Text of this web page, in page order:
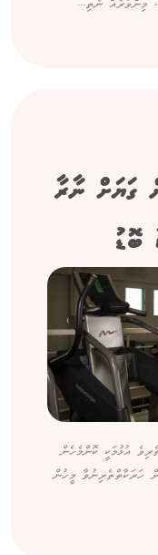
ގަޔަށް ނާރާ
ބޮޑު
އުޅުމަކީ ކޮންމެހެން
ހަރަކާތްތެރިނުވާ މީހުން